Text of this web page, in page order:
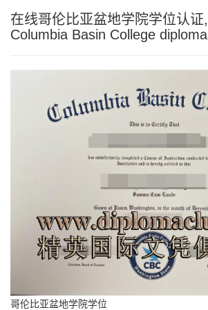
在线哥伦比亚盆地学院学位认
Columbia Basin College
哥伦比亚盆地学院学位